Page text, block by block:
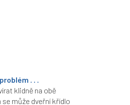
. . .
klidně na obě
může dveřní křídlo